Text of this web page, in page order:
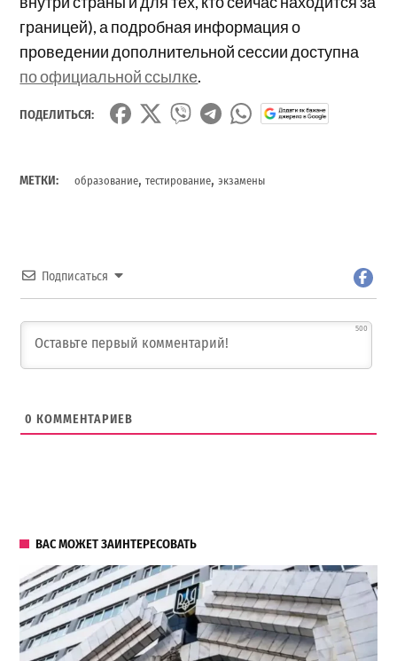
границей), а подробная информация о
проведении дополнительной сессии доступна
по официальной ссылке.
ПОДЕЛИТЬСЯ:
МЕТКИ: образование,тестирование,экзамены
Подписаться
500
0 КОММЕНТАРИЕВ
ВАС МОЖЕТ ЗАИНТЕРЕСОВАТЬ